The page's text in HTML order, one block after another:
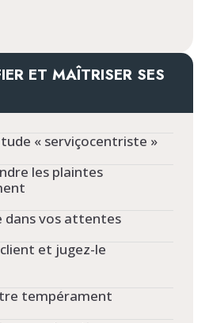
ET MAÎTRISER SES
« serviçocentriste »
les plaintes
dans vos attentes
et jugez-le
tempérament